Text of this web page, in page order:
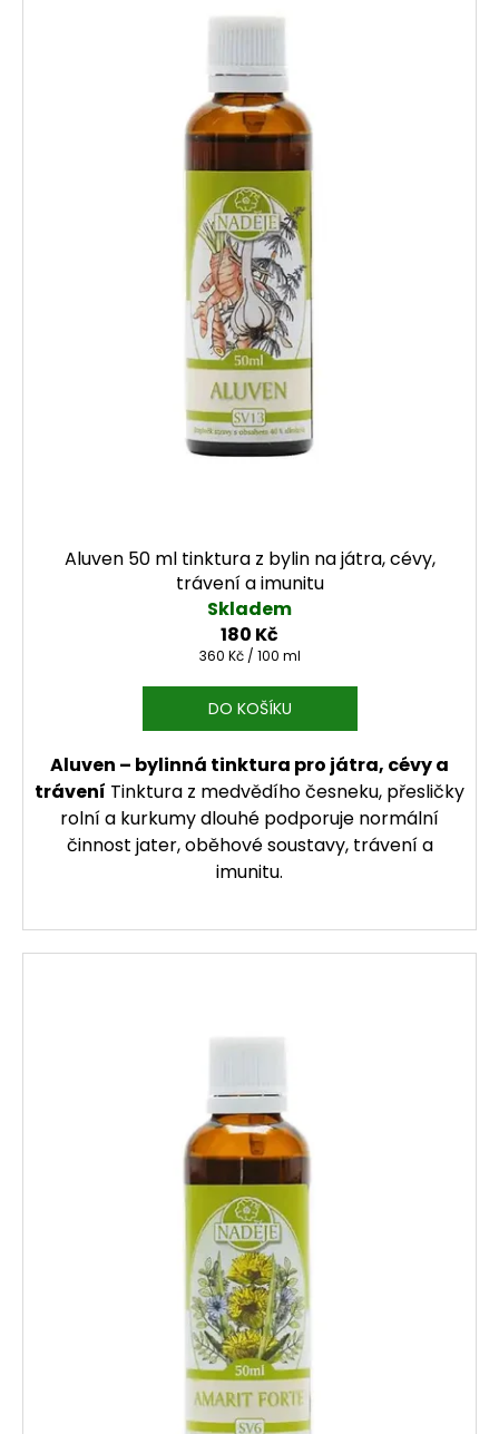
Aluven 50 ml tinktura z bylin na játra, cévy,
trávení a imunitu
Skladem
180 Kč
Měrná cena:
360 Kč / 100 ml
DO KOŠÍKU
Aluven – bylinná tinktura pro játra, cévy a
trávení Tinktura z medvědího česneku, přesličky
rolní a kurkumy dlouhé podporuje normální
činnost jater, oběhové soustavy, trávení a
imunitu.